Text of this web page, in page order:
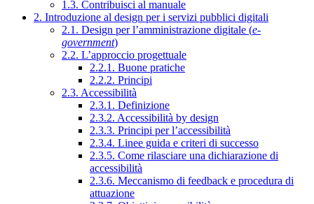
1.3. Contribuisci al manuale
2. Introduzione al design per i servizi pubblici digitali
2.1. Design per l’amministrazione digitale (e-
government)
2.2. L’approccio progettuale
2.2.1. Buone pratiche
2.2.2. Principi
2.3. Accessibilità
2.3.1. Definizione
2.3.2. Accessibilità by design
2.3.3. Principi per l’accessibilità
2.3.4. Linee guida e criteri di successo
2.3.5. Come rilasciare una dichiarazione di
accessibilità
2.3.6. Meccanismo di feedback e procedura di
attuazione